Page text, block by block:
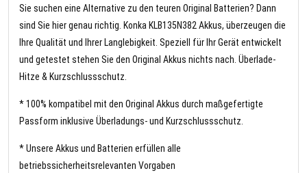
Sie suchen eine Alternative zu den teuren Original Batterien? Dann
sind Sie hier genau richtig. Konka KLB135N382 Akkus, überzeugen die
Ihre Qualität und Ihrer Langlebigkeit. Speziell für Ihr Gerät entwickelt
und getestet stehen Sie den Original Akkus nichts nach. Überlade-
Hitze & Kurzschlussschutz.
* 100% kompatibel mit den Original Akkus durch maßgefertigte
Passform inklusive Überladungs- und Kurzschlussschutz.
* Unsere Akkus und Batterien erfüllen alle
betriebssicherheitsrelevanten Vorgaben